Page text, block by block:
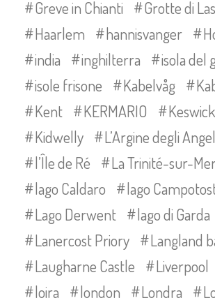
Greve in Chianti
Grotte di
Haarlem
hannisvanger
india
inghilterra
isola del
isole frisone
Kabelvåg
Kent
KERMARIO
Keswick
Kidwelly
L’Argine degli
l’Île de Ré
La Trinité-sur-
lago Caldaro
lago
Lago Derwent
lago di Garda
Lanercost Priory
Langland
Laugharne Castle
Liverpool
loira
london Londra